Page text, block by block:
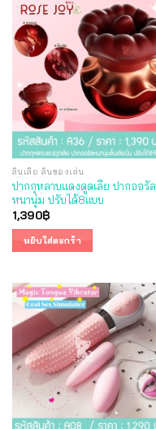
ลิ้นเลีย ลิ้นของเล่น
ปากกุหลาบแดงดูดเลีย ปากออรัล
หนานุ่ม ปรับได้8แบบ
1,390฿
หยิบใส่ตะกร้า